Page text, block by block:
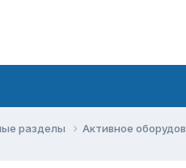
разделы Активное